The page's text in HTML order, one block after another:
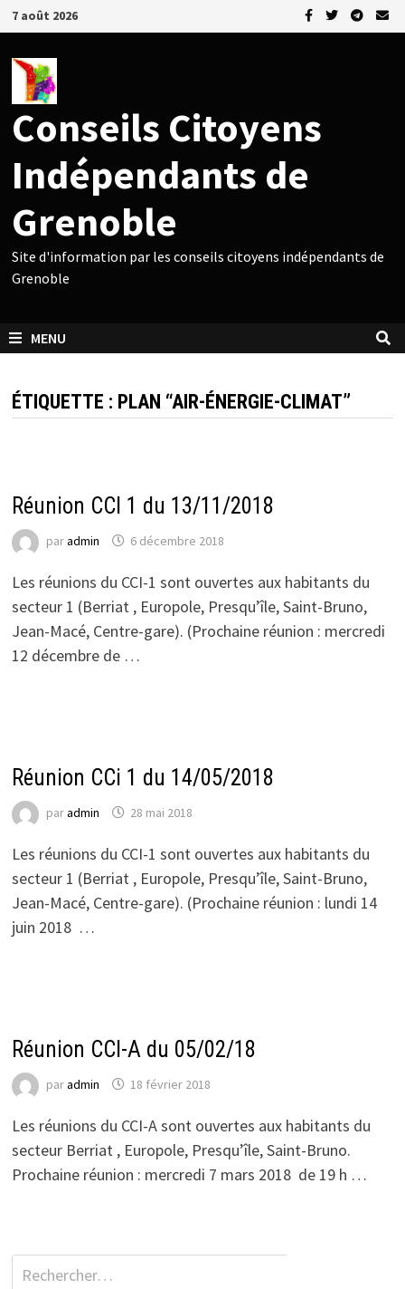
Passer
au
contenu
7 août 2026
Conseils Citoyens
Indépendants de
Grenoble
Site d'information par les conseils citoyens indépendants de
Grenoble
MENU
ÉTIQUETTE : PLAN “AIR-ÉNERGIE-CLIMAT”
Réunion CCI 1 du 13/11/2018
paradmin 6 décembre 2018
Les réunions du CCI-1 sont ouvertes aux habitants du
secteur 1 (Berriat , Europole, Presqu’île, Saint-Bruno,
Jean-Macé, Centre-gare). (Prochaine réunion : mercredi
12 décembre de …
Réunion CCi 1 du 14/05/2018
paradmin 28 mai 2018
Les réunions du CCI-1 sont ouvertes aux habitants du
secteur 1 (Berriat , Europole, Presqu’île, Saint-Bruno,
Jean-Macé, Centre-gare). (Prochaine réunion : lundi 14
juin 2018 …
Réunion CCI-A du 05/02/18
paradmin 18 février 2018
Les réunions du CCI-A sont ouvertes aux habitants du
secteur Berriat , Europole, Presqu’île, Saint-Bruno.
Prochaine réunion : mercredi 7 mars 2018 de 19 h …
Rechercher :